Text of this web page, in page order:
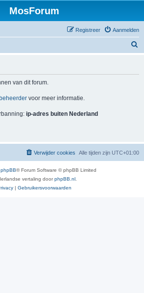
MosForum
Aanmelden
Registreer
van dit forum.
beheerder voor meer informatie.
ip-adres buiten Nederland
Alle tijden zijn UTC+01:00
Verwijder cookies
phpBB® Forum Software © phpBB Limited
vertaling doorphpBB.nl
| Gebruikersvoorwaarden